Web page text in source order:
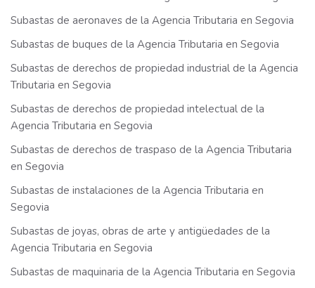
Subastas de aeronaves de la Agencia Tributaria en Segovia
Subastas de buques de la Agencia Tributaria en Segovia
Subastas de derechos de propiedad industrial de la Agencia
Tributaria en Segovia
Subastas de derechos de propiedad intelectual de la
Agencia Tributaria en Segovia
Subastas de derechos de traspaso de la Agencia Tributaria
en Segovia
Subastas de instalaciones de la Agencia Tributaria en
Segovia
Subastas de joyas, obras de arte y antigüedades de la
Agencia Tributaria en Segovia
Subastas de maquinaria de la Agencia Tributaria en Segovia